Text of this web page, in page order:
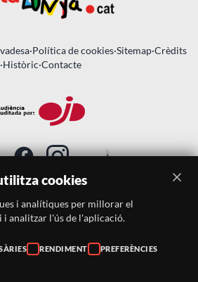
·Política de cookies·Sitemap·Crèdits
·Històric·Contacte
TE AL BUTLLETÍ
938046359
cookies
i analítiques per millorar el
analitzar l'ús de l'aplicació.
RENDIMENT
PREFERÈNCIES